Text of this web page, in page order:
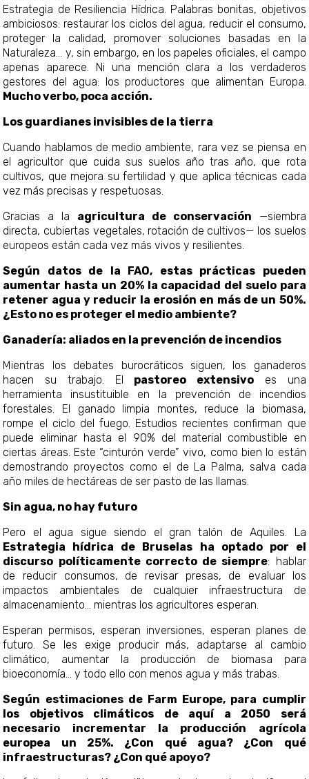
Estrategia de Resiliencia Hídrica. Palabras bonitas, objetivos
ambiciosos: restaurar los ciclos del agua, reducir el consumo,
proteger la calidad, promover soluciones basadas en la
Naturaleza… y, sin embargo, en los papeles oficiales, el campo
apenas aparece. Ni una mención clara a los verdaderos
gestores del agua: los productores que alimentan Europa.
Mucho verbo, poca acción.
Los guardianes invisibles de la tierra
Cuando hablamos de medio ambiente, rara vez se piensa en
el agricultor que cuida sus suelos año tras año, que rota
cultivos, que mejora su fertilidad y que aplica técnicas cada
vez más precisas y respetuosas.
Gracias a la agricultura de conservación —siembra
directa, cubiertas vegetales, rotación de cultivos— los suelos
europeos están cada vez más vivos y resilientes.
Según datos de la FAO, estas prácticas pueden
aumentar hasta un 20% la capacidad del suelo para
retener agua y reducir la erosión en más de un 50%.
¿Esto no es proteger el medio ambiente?
Ganadería: aliados en la prevención de incendios
Mientras los debates burocráticos siguen, los ganaderos
hacen su trabajo. El pastoreo extensivo es una
herramienta insustituible en la prevención de incendios
forestales. El ganado limpia montes, reduce la biomasa,
rompe el ciclo del fuego. Estudios recientes confirman que
puede eliminar hasta el 90% del material combustible en
ciertas áreas. Este “cinturón verde” vivo, como bien lo están
demostrando proyectos como el de La Palma, salva cada
año miles de hectáreas de ser pasto de las llamas.
Sin agua, no hay futuro
Pero el agua sigue siendo el gran talón de Aquiles. La
Estrategia hídrica de Bruselas ha optado por el
discurso políticamente correcto de siempre: hablar
de reducir consumos, de revisar presas, de evaluar los
impactos ambientales de cualquier infraestructura de
almacenamiento… mientras los agricultores esperan.
Esperan permisos, esperan inversiones, esperan planes de
futuro. Se les exige producir más, adaptarse al cambio
climático, aumentar la producción de biomasa para
bioeconomía… y todo ello con menos agua y más trabas.
Según estimaciones de Farm Europe, para cumplir
los objetivos climáticos de aquí a 2050 ser
necesario incrementar la producción agrícola
europea un 25%. ¿Con qué agua? ¿Con qué
infraestructuras? ¿Con qué apoyo?